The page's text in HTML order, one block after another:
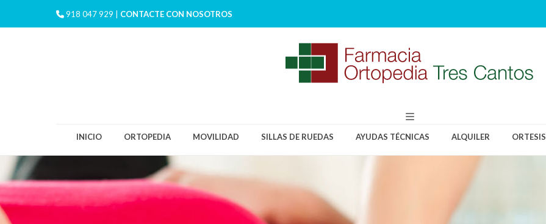
918 047 929 | CONTACTE CON NOSOTROS
INICIO ORTOPEDIA MOVILIDAD SILLAS DE RUEDAS AYUDAS TÉCNICAS ALQUILER ORTESIS